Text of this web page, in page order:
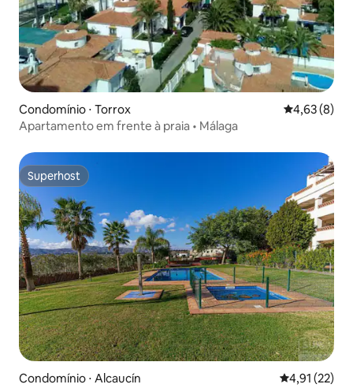
Condomínio ⋅ Torrox 4,63 de uma
4,63 (8)
Apartamento em frente à praia • Málaga
Superhost
Superhost
Condomínio ⋅ Alcaucín 4,91 de uma
4,91 (22)